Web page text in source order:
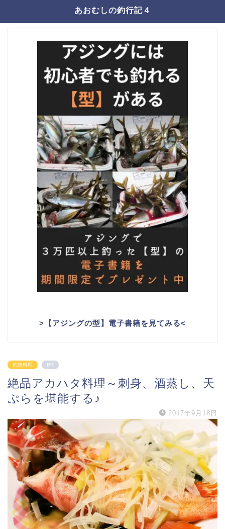
あおむしの釣行記４
> 【アジングの型】電子書籍を見てみる<
釣魚料理 PR
絶品アカハタ料理～刺身、酒蒸し、天
ぷらを堪能する♪
2017年9月18日